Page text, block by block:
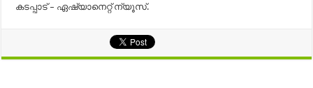
കടപ്പാട് – ഏഷ്യാനെറ്റ് ന്യൂസ്.